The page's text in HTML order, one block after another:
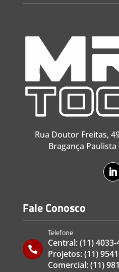
Rua Doutor Freitas,
Bragança Paulista
Fale Conosco

Telefone
Central:(11) 4033-
Projetos:(11)
Comercial:(11)